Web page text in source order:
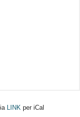
LINK per iCal